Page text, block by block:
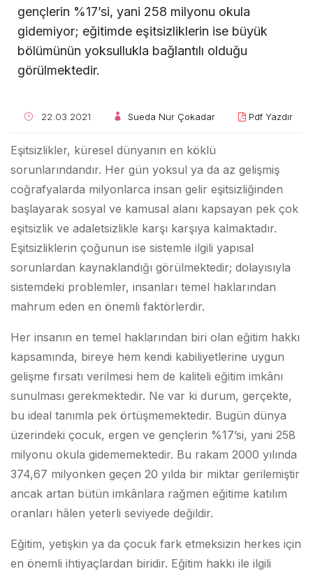
gençlerin %17’si, yani 258 milyonu okula
gidemiyor; eğitimde eşitsizliklerin ise büyük
bölümünün yoksullukla bağlantılı olduğu
görülmektedir.
22.03.2021 Sueda Nur Çokadar Pdf Yazdır
Eşitsizlikler, küresel dünyanın en köklü
sorunlarındandır. Her gün yoksul ya da az gelişmiş
coğrafyalarda milyonlarca insan gelir eşitsizliğinden
başlayarak sosyal ve kamusal alanı kapsayan pek çok
eşitsizlik ve adaletsizlikle karşı karşıya kalmaktadır.
Eşitsizliklerin çoğunun ise sistemle ilgili yapısal
sorunlardan kaynaklandığı görülmektedir; dolayısıyla
sistemdeki problemler, insanları temel haklarından
mahrum eden en önemli faktörlerdir.
Her insanın en temel haklarından biri olan eğitim hakkı
kapsamında, bireye hem kendi kabiliyetlerine uygun
gelişme fırsatı verilmesi hem de kaliteli eğitim imkânı
sunulması gerekmektedir. Ne var ki durum, gerçekte,
bu ideal tanımla pek örtüşmemektedir. Bugün dünya
üzerindeki çocuk, ergen ve gençlerin %17’si, yani 258
milyonu okula gidememektedir. Bu rakam 2000 yılında
374,67 milyonken geçen 20 yılda bir miktar gerilemiştir
ancak artan bütün imkânlara rağmen eğitime katılım
oranları hâlen yeterli seviyede değildir.
Eğitim, yetişkin ya da çocuk fark etmeksizin herkes için
en önemli ihtiyaçlardan biridir. Eğitim hakkı ile ilgili